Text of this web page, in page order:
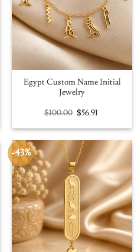
Egypt Custom Name Initial
Jewelry
$100.00 Original
price
was:
$56.91Current
is:
-43%